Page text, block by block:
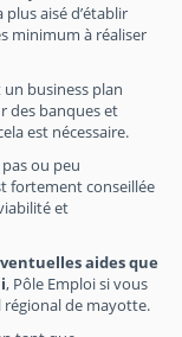
aisé d’établir
minimum à réaliser
business plan
des banques et
est nécessaire.
ou peu
fortement conseillée
et
aides que
, Pôle Emploi si vous
régional de mayotte.